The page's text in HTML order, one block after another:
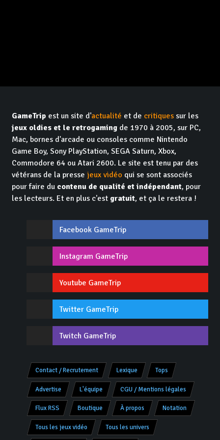
GameTrip est un site d'actualité et de critiques sur les
jeux oldies et le retrogaming de 1970 à 2005, sur PC,
Mac, bornes d'arcade ou consoles comme Nintendo
Game Boy, Sony PlayStation, SEGA Saturn, Xbox,
Commodore 64 ou Atari 2600. Le site est tenu par des
vétérans de la presse jeux vidéo qui se sont associés
pour faire du contenu de qualité et indépendant, pour
les lecteurs. Et en plus c'est gratuit, et ça le restera !
Facebook GameTrip
Instagram GameTrip
Youtube GameTrip
Twitter GameTrip
Twitch GameTrip
Contact / Recrutement Lexique Tops
Advertise L'équipe CGU / Mentions légales
Flux RSS Boutique À propos Notation
Tous les jeux vidéo Tous les univers